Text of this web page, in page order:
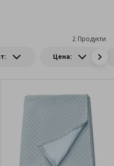
Цена:
2 Продукти